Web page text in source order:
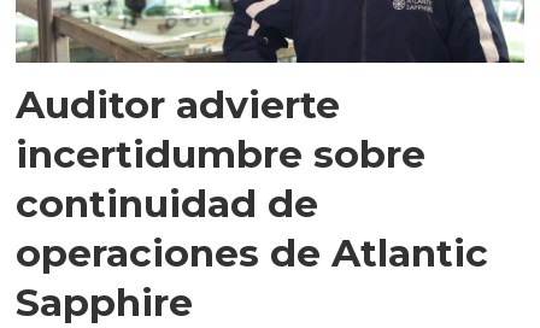
Auditor advierte
incertidumbre sobre
continuidad de
operaciones de Atlantic
Sapphire